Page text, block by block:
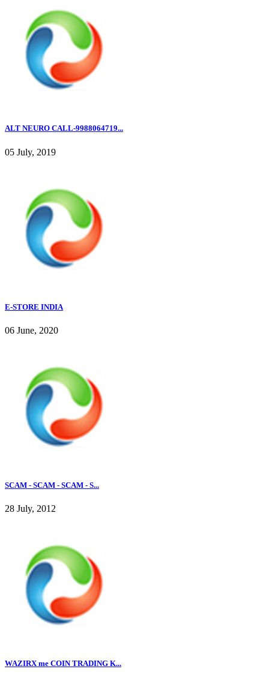
ALT NEURO CALL-9988064719...
05 July, 2019
E-STORE INDIA
06 June, 2020
SCAM - SCAM - SCAM - S...
28 July, 2012
WAZIRX me COIN TRADING K...